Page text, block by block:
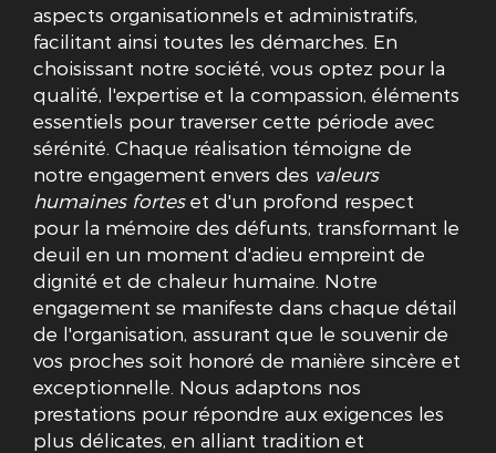
aspects organisationnels et administratifs,
facilitant ainsi toutes les démarches. En
choisissant notre société, vous optez pour la
qualité, l'expertise et la compassion, éléments
essentiels pour traverser cette période avec
sérénité. Chaque réalisation témoigne de
notre engagement envers des valeurs
humaines forteset d'un profond respect
pour la mémoire des défunts, transformant le
deuil en un moment d'adieu empreint de
dignité et de chaleur humaine. Notre
engagement se manifeste dans chaque détail
de l'organisation, assurant que le souvenir de
vos proches soit honoré de manière sincère et
exceptionnelle. Nous adaptons nos
prestations pour répondre aux exigences les
plus délicates, en alliant tradition et